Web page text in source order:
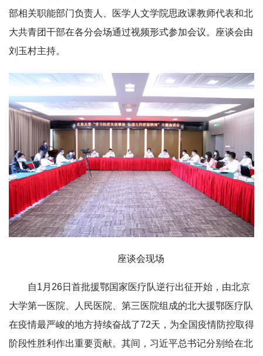
部相关职能部门负责人、医学人文学院思政课教师代表和北
大共青团干部在各分会场通过视频形式参加会议。座谈会由
刘玉村主持。
座谈会现场
自1月26日首批援鄂国家医疗队逆行出征开始，由北京
大学第一医院、人民医院、第三医院组成的北大援鄂医疗队
在疫情最严峻的地方持续奋战了72天，为全国疫情防控取得
阶段性胜利作出重要贡献。其间，习近平总书记分别给在北